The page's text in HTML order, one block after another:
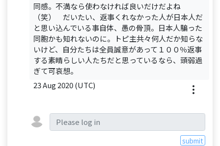
同感。不満なら使わなければ良いだけだよね
（笑） だいたい、返事くれなかった人が日本人だ
と思い込んでいる事自体、愚の骨頂。日本人騙った
同胞かも知れないのに。トピ主共々何人だか知らな
いけど、自分たちは全員誠意があって１００％返事
する素晴らしい人たちだと思っているなら、頭弱過
ぎて可哀想。
23 Aug 2020 (UTC)
submit